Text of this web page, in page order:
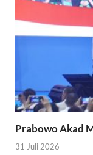
Prabowo Akad
31 Juli 2026